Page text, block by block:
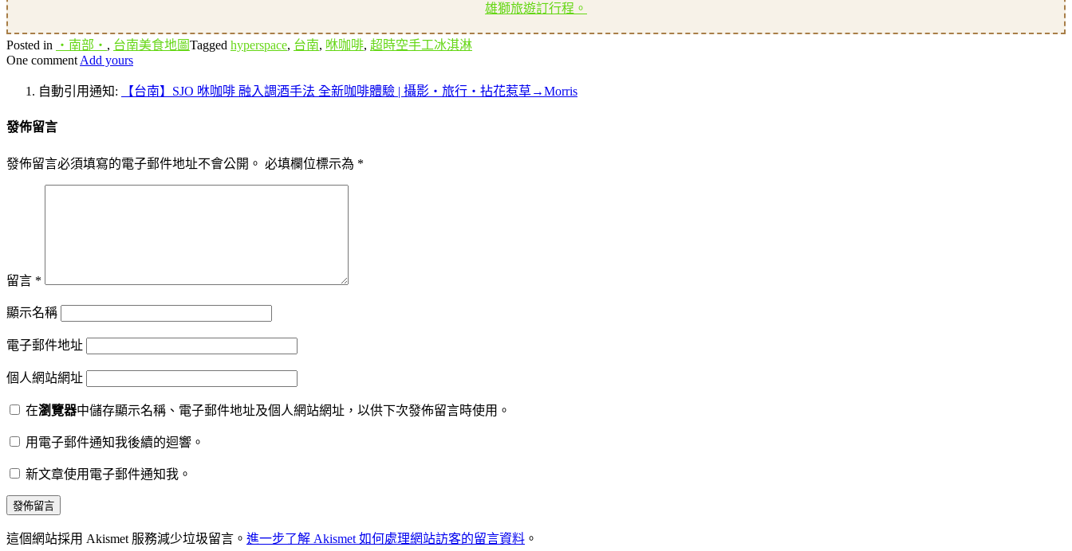
雄獅旅遊訂行程。
Posted in ‧南部‧ , 台南美食地圖Tagged hyperspace, 台南, 咻咖啡, 超時空手工冰淇淋
One comment Add yours
自動引用通知: 【台南】SJO 咻咖啡 融入調酒手法 全新咖啡體驗 | 攝影‧旅行‧拈花惹草→Morris
發佈留言
發佈留言必須填寫的電子郵件地址不會公開。 必填欄位標示為 *
留言 *
顯示名稱
電子郵件地址
個人網站網址
在瀏覽器中儲存顯示名稱、電子郵件地址及個人網站網址，以供下次發佈留言時使用。
用電子郵件通知我後續的迴響。
新文章使用電子郵件通知我。
這個網站採用 Akismet 服務減少垃圾留言。 進一步了解 Akismet 如何處理網站訪客的留言資料 。